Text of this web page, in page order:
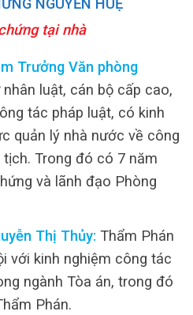
NGUYỄN HUỆ
tại nhà
Trưởng Văn phòng
nhân luật, cán bộ cấp cao,
tác pháp luật, có kinh
quản lý nhà nước về công
Trong đó có 7 năm
và lãnh đạo Phòng
Thị Thủy: Thẩm Phán
với kinh nghiệm công tác
ngành Tòa án, trong đó
Phán.